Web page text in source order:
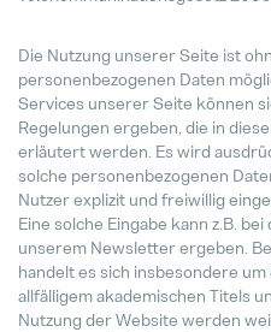
Die Nutzung unserer Seite ist
personenbezogenen Daten
Services unserer Seite können
Regelungen ergeben, die in
erläutert werden. Es wird
solche personenbezogenen
Nutzer explizit und freiwillig
Eine solche Eingabe kann z.B.
unserem Newsletter ergeben.
handelt es sich insbesondere
allfälligem akademischen Titels
Nutzung der Website werden